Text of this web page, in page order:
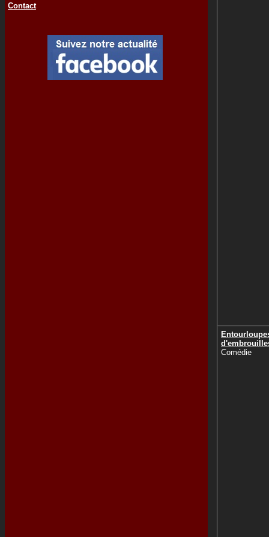
Contact
Comédie